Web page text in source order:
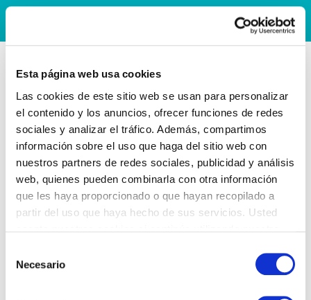
Esta página web usa cookies
Las cookies de este sitio web se usan para personalizar
el contenido y los anuncios, ofrecer funciones de redes
sociales y analizar el tráfico. Además, compartimos
información sobre el uso que haga del sitio web con
nuestros partners de redes sociales, publicidad y análisis
web, quienes pueden combinarla con otra información
que les haya proporcionado o que hayan recopilado a
partir del uso que haya hecho de sus servicios. Usted
Necesario